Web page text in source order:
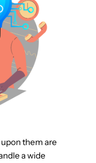
them are
a wide